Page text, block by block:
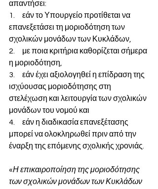
απαντήσει:
1.     εάν το Υπουργείο προτίθεται να
επανεξετάσει τη μοριοδότηση των
σχολικών μονάδων των Κυκλάδων,
2.     με ποια κριτήρια καθορίζεται σήμερα
η μοριοδότηση,
3.     εάν έχει αξιολογηθεί η επίδραση της
ισχύουσας μοριοδότησης στη
στελέχωση και λειτουργία των σχολικών
μονάδων του νομού και
4.     εάν η διαδικασία επανεξέτασης
μπορεί να ολοκληρωθεί πριν από την
έναρξη της επόμενης σχολικής χρονιάς.
«Η επικαιροποίηση της μοριοδότησης
των σχολικών μονάδων των Κυκλάδων